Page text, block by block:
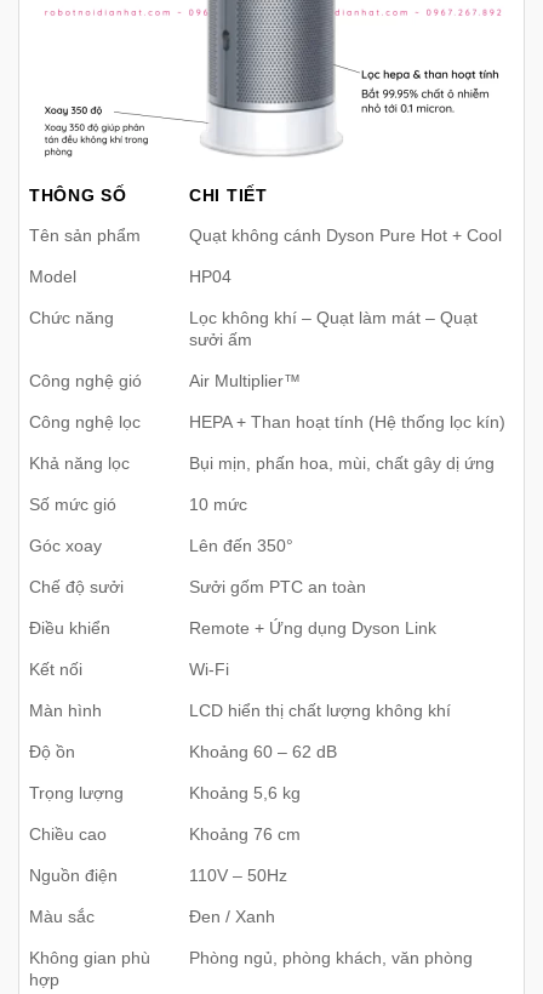
THÔNG SỐ CHI TIẾT
Tên sản phẩm Quạt không cánh Dyson Pure Hot + Cool
Model HP04
Chức năng
Lọc không khí – Quạt làm mát – Quạt
sưởi ấm
Công nghệ gió Air Multiplier™
Công nghệ lọc HEPA + Than hoạt tính (Hệ thống lọc kín)
Khả năng lọc Bụi mịn, phấn hoa, mùi, chất gây dị ứng
Số mức gió 10 mức
Góc xoay Lên đến 350°
Chế độ sưởi Sưởi gốm PTC an toàn
Điều khiển Remote + Ứng dụng Dyson Link
Kết nối Wi‑Fi
Màn hình LCD hiển thị chất lượng không khí
Độ ồn Khoảng 60 – 62 dB
Trọng lượng Khoảng 5,6 kg
Chiều cao Khoảng 76 cm
Nguồn điện 110V – 50Hz
Màu sắc Đen / Xanh
Không gian phù
hợp
Phòng ngủ, phòng khách, văn phòng